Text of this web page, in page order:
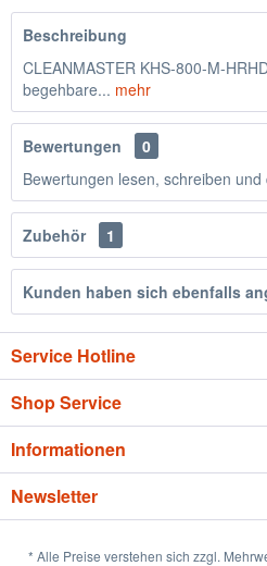
Beschreibung
CLEANMASTER KHS-800-M-
begehbare... mehr
Bewertungen
0
Bewertungen lesen, schreiben und
Zubehör 1
Kunden haben sich ebenfalls
Service Hotline
Shop Service
Informationen
Newsletter
* Alle Preise verstehen sich zzgl.